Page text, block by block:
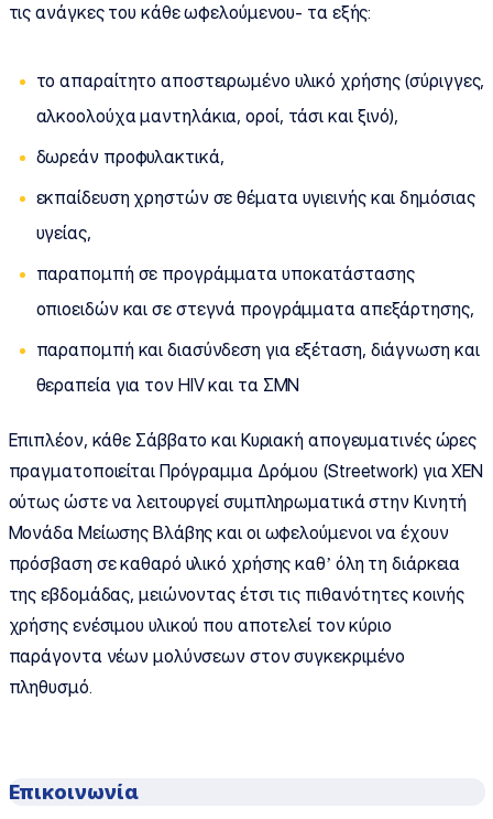
τις ανάγκες του κάθε ωφελούμενου- τα εξής:
το απαραίτητο αποστειρωμένο υλικό χρήσης (σύριγγες,
αλκοολούχα μαντηλάκια, οροί, τάσι και ξινό),
δωρεάν προφυλακτικά,
εκπαίδευση χρηστών σε θέματα υγιεινής και δημόσιας
υγείας,
παραπομπή σε προγράμματα υποκατάστασης
οπιοειδών και σε στεγνά προγράμματα απεξάρτησης,
παραπομπή και διασύνδεση για εξέταση, διάγνωση και
θεραπεία για τον HIV και τα ΣΜΝ
Επιπλέον, κάθε Σάββατο και Κυριακή απογευματινές ώρες
πραγματοποιείται Πρόγραμμα Δρόμου (Streetwork) για ΧΕΝ
ούτως ώστε να λειτουργεί συμπληρωματικά στην Κινητή
Μονάδα Μείωσης Βλάβης και οι ωφελούμενοι να έχουν
πρόσβαση σε καθαρό υλικό χρήσης καθ’ όλη τη διάρκεια
της εβδομάδας, μειώνοντας έτσι τις πιθανότητες κοινής
χρήσης ενέσιμου υλικού που αποτελεί τον κύριο
παράγοντα νέων μολύνσεων στον συγκεκριμένο
πληθυσμό.
Επικοινωνία